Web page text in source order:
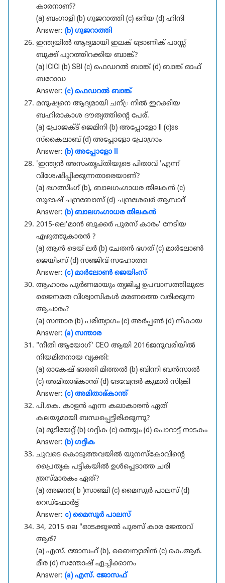
കാരനാണ്?
(a) ബംഗാളി (b) ഗുജറാത്തി (c) ഒറിയ (d) ഹിന്ദി
Answer: (b) ഗുജറാത്തി
ഇന്ത്യയിൽ ആദ്യമായി ഇലക് ട്രോണിക് പാസ്സ്
ബുക്ക് പുറത്തിറക്കിയ ബാങ്ക്?
(a) ICICI (b) SBI (c) ഫെഡറൽ ബാങ്ക് (d) ബാങ്ക് ഓഫ്
ബറോഡ
Answer: (c) ഫെഡറൽ ബാങ്ക്
മനുഷ്യനെ ആദ്യമായി ചന്്ര നിൽ ഇറക്കിയ
ബഹിരാകാശ ദൗത്യത്തിന്റെ പേര്.
(a) പ്രോജക്ട് ജെമിനി (b) അപ്പോളോ II (c)ss
സ്കൈലാബ് (d) അപ്പോളോ പ്രോഗ്രാം
Answer: (b) അപ്പോളോ II
'ഇന്ത്യൻ അസംതൃപ്തിയുടെ പിതാവ് 'എന്ന്
വിശേഷിപ്പിക്കുന്നതാരെയാണ്?
(a) ഭഗത്സിംഗ് (b), ബാലഗംഗാധര തിലകൻ (c)
സുഭാഷ് ചന്ദ്രബോസ് (d) ചന്ദ്രശേഖർ ആസാദ്
Answer: (b) ബാലഗംഗാധര തിലകൻ
2015-ലെ'മാൻ ബുക്കർ പുരസ് കാരം' നേടിയ
എഴുത്തുകാരൻ ?
(a) ആൻ ടെയ് ലർ (b) ചേതൻ ഭഗത് (c) മാർലോൺ
ജെയിംസ് (d) സഞ്ജീവ് സഹോത്ത
Answer: (c) മാർലോൺ ജെയിംസ്
ആഹാരം പുർണമായും ത്യജിച്ച ഉപവാസത്തിലുടെ
ജൈനമത വിശ്വാസികൾ മരണത്തെ വരിക്കുന്ന
ആചാരം?
(a) സന്താര (b) പരിത്യാഗം (c) അർപ്പൺ (d) നികായ
Answer: (a) സന്താര
"നീതി ആയോഗ്' CEO ആയി 2016ജനുവരിയിൽ
നിയമിതനായ വ്യക്തി:
(a) രാകേഷ് ഭാരതി മിത്തൽ (b) ബിന്നി ബൻസാൽ
(c) അമിതാഭ്കാന്ത് (d) ദേവേന്ദ്രർ കുമാർ സിക്രി
Answer: (c) അമിതാഭ്കാന്ത്
പി.കെ. കാളൻ എന്ന കലാകാരൻ ഏത്
കലയുമായി ബന്ധപ്പെട്ടിരിക്കുന്നു?
(a) മുടിയേറ്റ് (b) ഗദ്ദിക (c) തെയ്യം (d) പൊറാട്ട് നാടകം
Answer: (b) ഗദ്ദിക
ചുവടെ കൊടുത്തവയിൽ യുനസ്കോവിന്റെ
പ്രൈതൃക പട്ടികയിൽ ഉൾപ്പെടാത്ത ചരി
ത്രസ്മാരകം ഏത്?
(a) അജന്ത( b )സാഞ്ചി (c) മൈസൂർ പാലസ് (d)
റെഡ്ഫോർട്ട്
Answer: c) മൈസൂർ പാലസ്
34, 2015 ലെ "ഓടക്കുഴൽ പുരസ് കാര ജേതാവ്
ആര്?
(a) എസ്. ജോസഫ് (b), ബൈന്യാമിൻ (c) കെ.ആർ.
മീര (d) സന്തോഷ് ഏച്ചിക്കാനം
Answer: (a) എസ്. ജോസഫ്